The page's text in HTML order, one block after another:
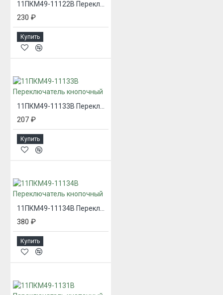
11ПКМ49-11122В Переключатель кнопочный
230 ₽
Купить
11ПКМ49-11133В Переключатель кнопочный
207 ₽
Купить
380 ₽
Купить